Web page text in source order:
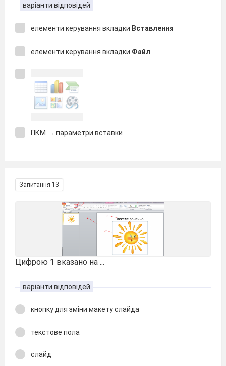
варіанти відповідей
елементи керування вкладки Вставлення
елементи керування вкладки Файл
ПКМ → параметри вставки
Запитання 13
Цифрою 1 вказано на ...
варіанти відповідей
кнопку для зміни макету слайда
текстове пола
слайд